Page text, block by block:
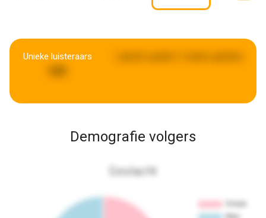
Unieke luisteraars
Demografie volgers
Geslacht